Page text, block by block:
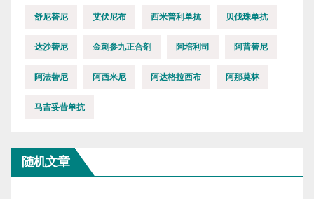
舒尼替尼 艾伏尼布 西米普利单抗 贝伐珠单抗
达沙替尼 金刺参九正合剂 阿培利司 阿昔替尼
阿法替尼 阿西米尼 阿达格拉西布 阿那莫林
马吉妥昔单抗
随机文章